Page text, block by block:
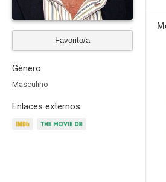
Favorito/a
Género
Masculino
Enlaces externos